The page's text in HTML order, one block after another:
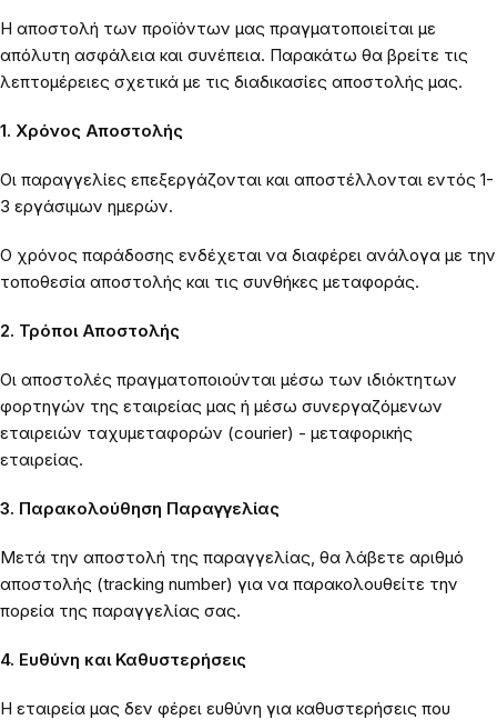
Η αποστολή των προϊόντων μας πραγματοποιείται με
απόλυτη ασφάλεια και συνέπεια. Παρακάτω θα βρείτε τις
λεπτομέρειες σχετικά με τις διαδικασίες αποστολής μας.
1. Χρόνος Αποστολής
Οι παραγγελίες επεξεργάζονται και αποστέλλονται εντός 1-
3 εργάσιμων ημερών.
Ο χρόνος παράδοσης ενδέχεται να διαφέρει ανάλογα με την
τοποθεσία αποστολής και τις συνθήκες μεταφοράς.
2. Τρόποι Αποστολής
Οι αποστολές πραγματοποιούνται μέσω των ιδιόκτητων
φορτηγών της εταιρείας μας ή μέσω συνεργαζόμενων
εταιρειών ταχυμεταφορών (courier) - μεταφορικής
εταιρείας.
3. Παρακολούθηση Παραγγελίας
Μετά την αποστολή της παραγγελίας, θα λάβετε αριθμό
αποστολής (tracking number) για να παρακολουθείτε την
πορεία της παραγγελίας σας.
4. Ευθύνη και Καθυστερήσεις
Η εταιρεία μας δεν φέρει ευθύνη για καθυστερήσεις που